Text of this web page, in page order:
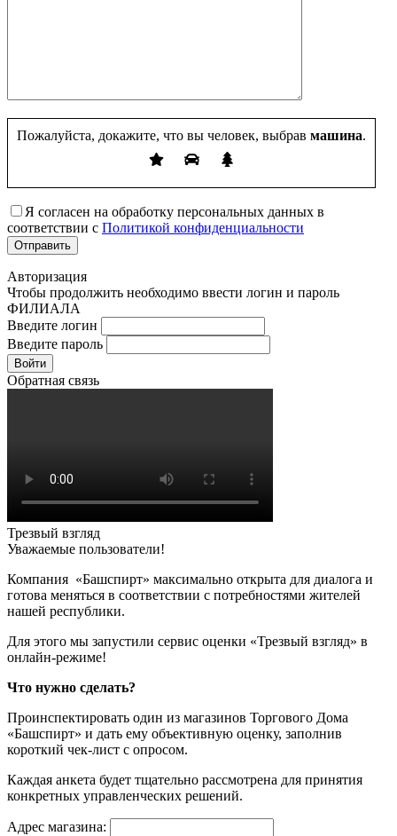
Пожалуйста, докажите, что вы человек, выбрав машина.
Я согласен на обработку персональных данных в
соответствии с Политикой конфиденциальности
Авторизация
Чтобы продолжить необходимо ввести логин и пароль
ФИЛИАЛА
Введите логин
Введите пароль
Войти
Обратная связь
Трезвый взгляд
Уважаемые пользователи!
Компания «Башспирт» максимально открыта для диалога и
готова меняться в соответствии с потребностями жителей
нашей республики.
Для этого мы запустили сервис оценки «Трезвый взгляд» в
онлайн-режиме!
Что нужно сделать?
Проинспектировать один из магазинов Торгового Дома
«Башспирт» и дать ему объективную оценку, заполнив
короткий чек-лист с опросом.
Каждая анкета будет тщательно рассмотрена для принятия
конкретных управленческих решений.
Адрес магазина: